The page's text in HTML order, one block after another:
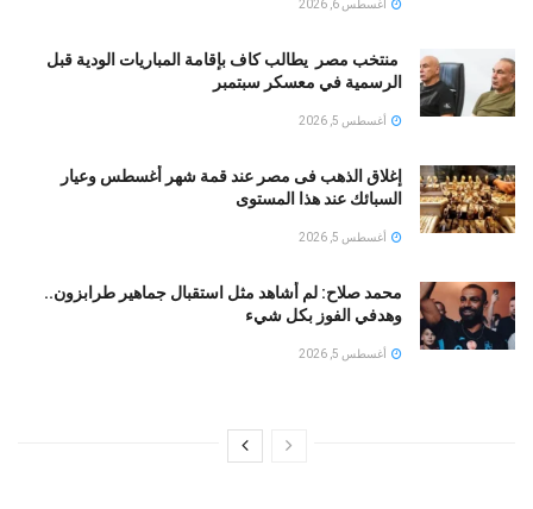
أغسطس 6, 2026
منتخب مصر يطالب كاف بإقامة المباريات الودية قبل
الرسمية في معسكر سبتمبر
أغسطس 5, 2026
إغلاق الذهب فى مصر عند قمة شهر أغسطس وعيار
السبائك عند هذا المستوى
أغسطس 5, 2026
محمد صلاح: لم أشاهد مثل استقبال جماهير طرابزون..
وهدفي الفوز بكل شيء
أغسطس 5, 2026